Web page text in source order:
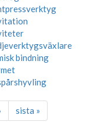
bindning
sista »